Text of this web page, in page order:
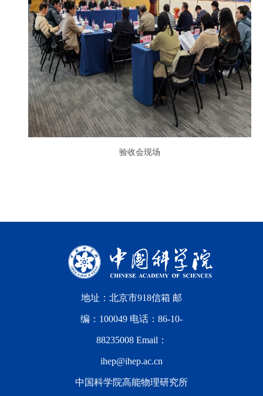
验收会现场
地址：北京市918信箱 邮
编：100049 电话：86-10-
88235008 Email：
ihep@ihep.ac.cn
中国科学院高能物理研究所